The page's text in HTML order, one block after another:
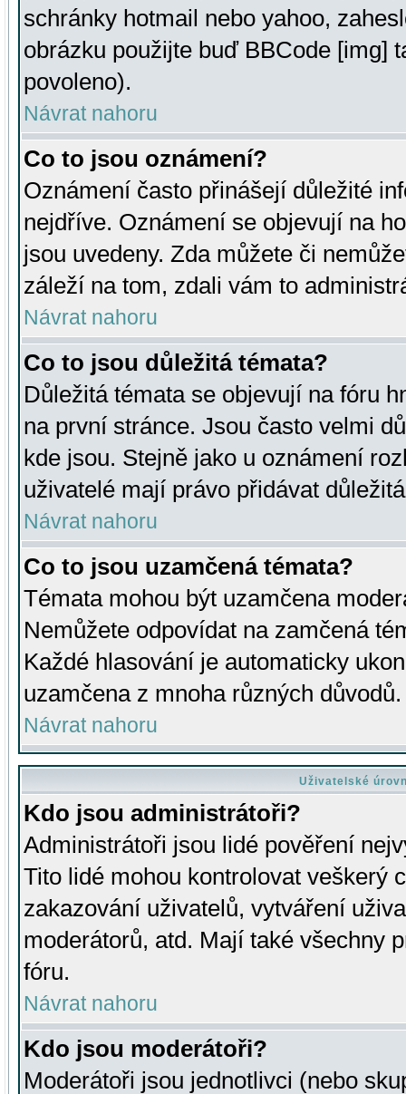
schránky hotmail nebo yahoo,
obrázku použijte buď BBCode [img]
povoleno).
Návrat nahoru
Co to jsou oznámení?
Oznámení často přinášejí důležité
nejdříve. Oznámení se objevují na
jsou uvedeny. Zda můžete či
záleží na tom, zdali vám to
Návrat nahoru
Co to jsou důležitá témata?
Důležitá témata se objevují na fóru
na první stránce. Jsou často velmi
kde jsou. Stejně jako u oznámení
uživatelé mají právo přidávat
Návrat nahoru
Co to jsou uzamčená témata?
Témata mohou být uzamčena
Nemůžete odpovídat na zamčená
Každé hlasování je automaticky
uzamčena z mnoha různých důvodů.
Návrat nahoru
Uživatelské
Kdo jsou administrátoři?
Administrátoři jsou lidé pověření
Tito lidé mohou kontrolovat veškerý
zakazování uživatelů, vytváření
moderátorů, atd. Mají také všechny
fóru.
Návrat nahoru
Kdo jsou moderátoři?
Moderátoři jsou jednotlivci (nebo